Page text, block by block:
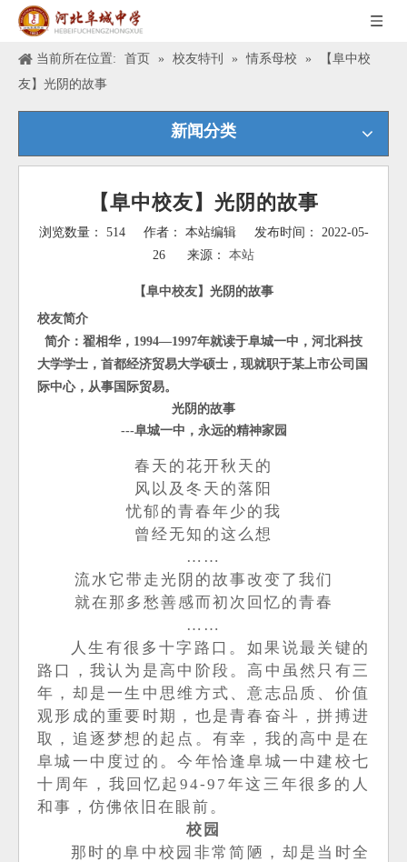
当前所在位置: 首页 » 校友特刊 » 情系母校 »
【阜中校
友】光阴的故事
新闻分类
【阜中校友】光阴的故事
浏览数量： 514作者： 本站编辑 发布时间： 2022-05-
26 来源： 本站
["wechat","weibo","qzone","douban","email"]
【阜中校友】光阴的故事
校友简介
简介：翟相华，1994—1997年就读于阜城一中，河北科技
大学学士，首都经济贸易大学硕士，现就职于某上市公司国
际中心，从事国际贸易。
光阴的故事
---阜城一中，永远的精神家园
春天的花开秋天的
风以及冬天的落阳
忧郁的青春年少的我
曾经无知的这么想
……
流水它带走光阴的故事改变了我们
就在那多愁善感而初次回忆的青春
……
人生有很多十字路口。如果说最关键的
路口，我认为是高中阶段。高中虽然只有三
年，却是一生中思维方式、意志品质、价值
观形成的重要时期，也是青春奋斗，拼搏进
取，追逐梦想的起点。有幸，我的高中是在
阜城一中度过的。今年恰逢阜城一中建校七
十周年，我回忆起 94-97年这三年很多的人
和事，仿佛依旧在眼前。
校园
那时的阜中校园非常简陋，却是当时全